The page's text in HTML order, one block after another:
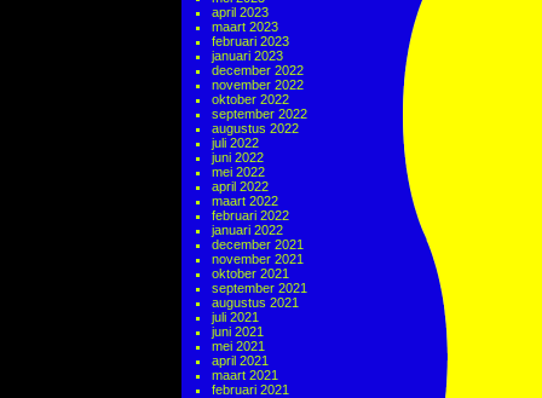
april 2023
maart 2023
februari 2023
januari 2023
december 2022
november 2022
oktober 2022
september 2022
augustus 2022
juli 2022
juni 2022
mei 2022
april 2022
maart 2022
februari 2022
januari 2022
december 2021
november 2021
oktober 2021
september 2021
augustus 2021
juli 2021
juni 2021
mei 2021
april 2021
maart 2021
februari 2021